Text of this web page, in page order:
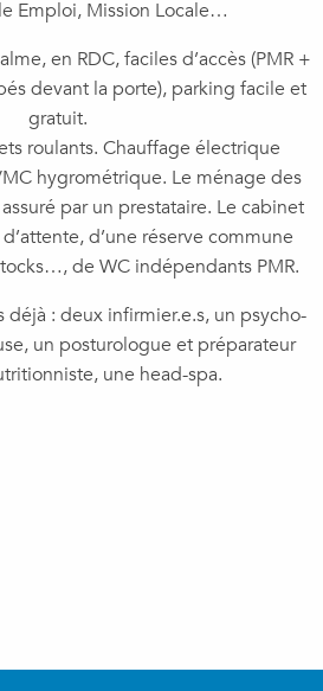
Emploi, Mission Locale…
en RDC, faciles d’accès (PMR +
devant la porte), parking facile et
gratuit.
roulants. Chauffage électrique
hygrométrique. Le ménage des
par un prestataire. Le cabinet
d’une réserve commune
de WC indépendants PMR.
déjà : deux infirmier.e.s, un psycho-
un posturologue et préparateur
une head-spa.